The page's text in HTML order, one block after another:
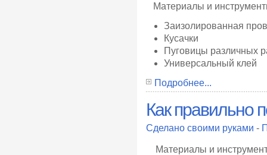
Материалы и
Заизолированная
Кусачки
Пуговицы различных
Универсальный клей
Подробнее...
Как правильно
Сделано своими руками -
Материалы и